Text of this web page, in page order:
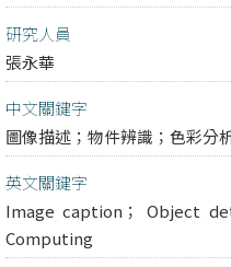
研究人員
張永華
中文關鍵字
圖像描述；物件辨識；色彩分
英文關鍵字
Image caption； Object
Computing